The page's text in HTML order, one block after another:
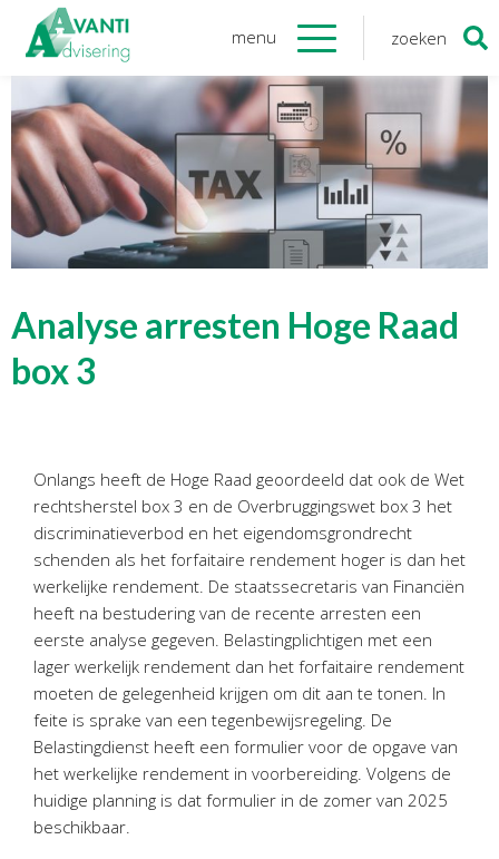
menu zoeken
Organisatie
Onze medewerkers
NOAB gecertificeerd
Algemene verordening
gegevensbescherming
Sponsoring
Onze diensten
Tijdelijk financieel personeel
Personeel & Organisatie
Bedrijfseconomisch advies
Belastingadvies Purmerend
Online boekhouden
Nieuws&informatie
Nieuwsbrief
Nieuwsoverzicht
Handige links
Downloads
Zoeken
naar:
Analyse arresten Hoge Raad
box 3
Onlangs heeft de Hoge Raad geoordeeld dat ook de Wet
rechtsherstel box 3 en de Overbruggingswet box 3 het
discriminatieverbod en het eigendomsgrondrecht
schenden als het forfaitaire rendement hoger is dan het
werkelijke rendement. De staatssecretaris van Financiën
heeft na bestudering van de recente arresten een
eerste analyse gegeven. Belastingplichtigen met een
lager werkelijk rendement dan het forfaitaire rendement
moeten de gelegenheid krijgen om dit aan te tonen. In
feite is sprake van een tegenbewijsregeling. De
Belastingdienst heeft een formulier voor de opgave van
het werkelijke rendement in voorbereiding. Volgens de
huidige planning is dat formulier in de zomer van 2025
beschikbaar.